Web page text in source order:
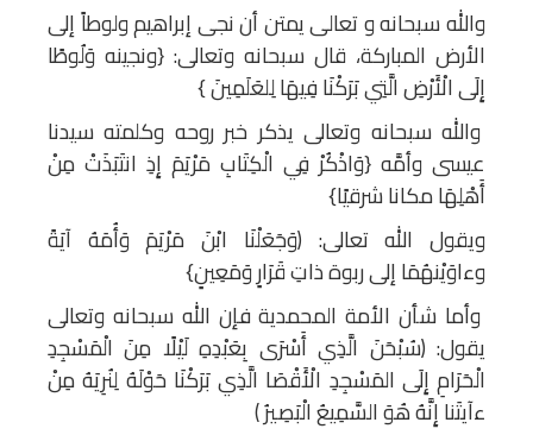
والله سبحانه و تعالی یمتن أن نجى إبراهيم ولوطاً إلى
الأرض المباركة، قال سبحانه وتعالى: {ونجينه وَلُوطًا
إِلَى الْأَرْضِ الَّتِي بَرَكْنَا فِيهَا لِلعَلَمِينَ }
والله سبحانه وتعالى يذكر خبر روحه وكلمته سيدنا
عيسى وأمَّه {وَاذْكُرْ فِي الْكِتَابِ مَرْيَمَ إِذِ انتَبَذَتْ مِنْ
أَهْلِهَا مكانا شرقيًا}
ويقول الله تعالى: ﴿وَجَعَلْنَا ابْنَ مَرْيَمَ وَأُمَهُ آيَةً
وءاوَيْنهُمَا إلى ربوة ذاتِ قَرَارٍ وَمَعِينٍ}
وأما شأن الأمة المحمدية فإن الله سبحانه وتعالى
يقول: ﴿سُبْحَنَ الَّذِي أَسْرَى بِعَبْدِهِ لَيْلًا مِنَ الْمَسْجِدِ
الْحَرَامِ إِلَى المَسْجِدِ الْأَقْصَا الَّذِي بَرَكْنَا حَوْلَهُ لِنُرِيَهُ مِنْ
ءآيتَنا إِنَّهُ هُوَ السَّمِيعُ الْبَصِيرُ ﴾